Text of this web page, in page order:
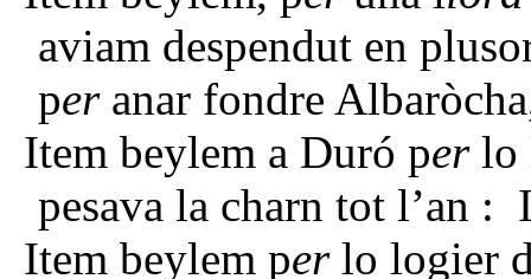
aviam despendut en
per anar fondre
Item beylem a Duró perlo
pesava la charn tot l’an :
Item beylem perlo logier